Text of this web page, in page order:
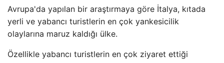
Avrupa'da yapılan bir araştırmaya göre İtalya, kıtada
yerli ve yabancı turistlerin en çok yankesicilik
olaylarına maruz kaldığı ülke.
Özellikle yabancı turistlerin en çok ziyaret ettiği